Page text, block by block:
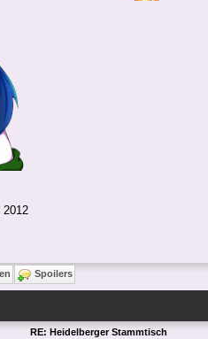
2012
Spoilers
RE: Heidelberger Stammtisch